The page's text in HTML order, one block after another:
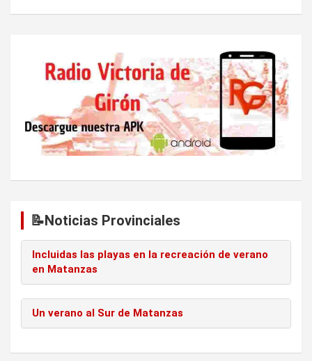
📝Noticias Provinciales
Incluidas las playas en la recreación de verano
en Matanzas
Un verano al Sur de Matanzas